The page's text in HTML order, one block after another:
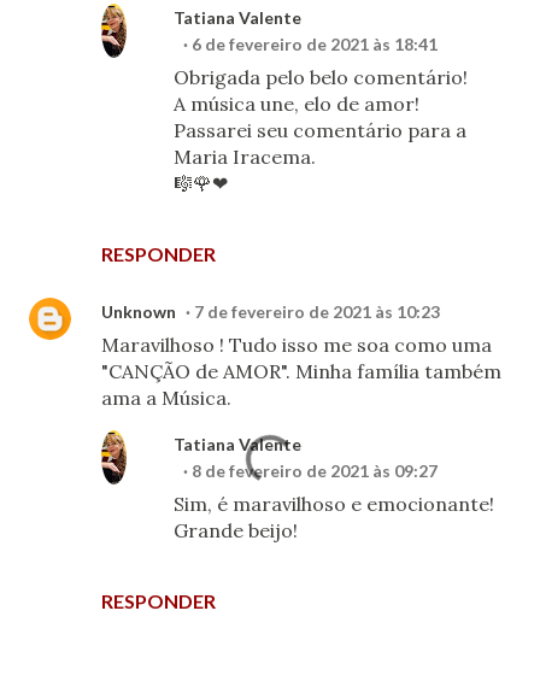
RESPONDER
Tatiana Valente
6 de fevereiro de 2021 às 18:41
Obrigada pelo belo comentário!
A música une, elo de amor!
Passarei seu comentário para a
Maria Iracema.
🎼🌹❤
Unknown 7 de fevereiro de 2021 às 10:23
Maravilhoso ! Tudo isso me soa como uma
"CANÇÃO de AMOR". Minha família também
ama a Música.
RESPONDER
Tatiana Valente
8 de fevereiro de 2021 às 09:27
Sim, é maravilhoso e emocionante!
Grande beijo!